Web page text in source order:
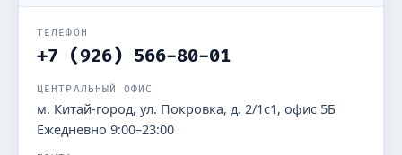
ТЕЛЕФОН
+7 (926) 566-80-01
ЦЕНТРАЛЬНЫЙ ОФИС
м. Китай-город, ул. Покровка, д. 2/1с1, офис 5Б
Ежедневно 9:00–23:00